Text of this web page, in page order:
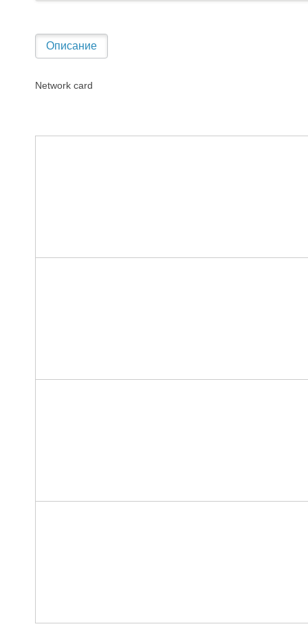
Описание
Network card